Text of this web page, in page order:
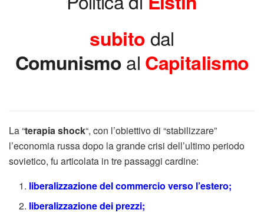
subitodal
Comunismoal Capitalismo
La “terapia shock“, con l’obiettivo di “stabilizzare”
l’economia russa dopo la grande crisi dell’ultimo periodo
sovietico, fu articolata in tre passaggi cardine:
liberalizzazione del commercio verso l’estero;
liberalizzazione dei prezzi;